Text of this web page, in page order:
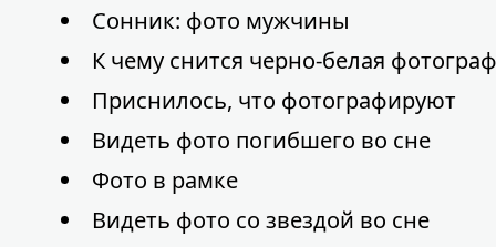
Сонник: фото мужчины
К чему снится черно-белая
Приснилось, что фотографируют
Видеть фото погибшего во сне
Фото в рамке
Видеть фото со звездой во сне